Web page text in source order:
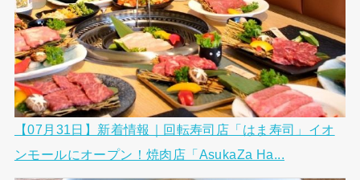
【07月31日】新着情報｜回転寿司店「はま寿司」イオ
ンモールにオープン！焼肉店「AsukaZa Ha...